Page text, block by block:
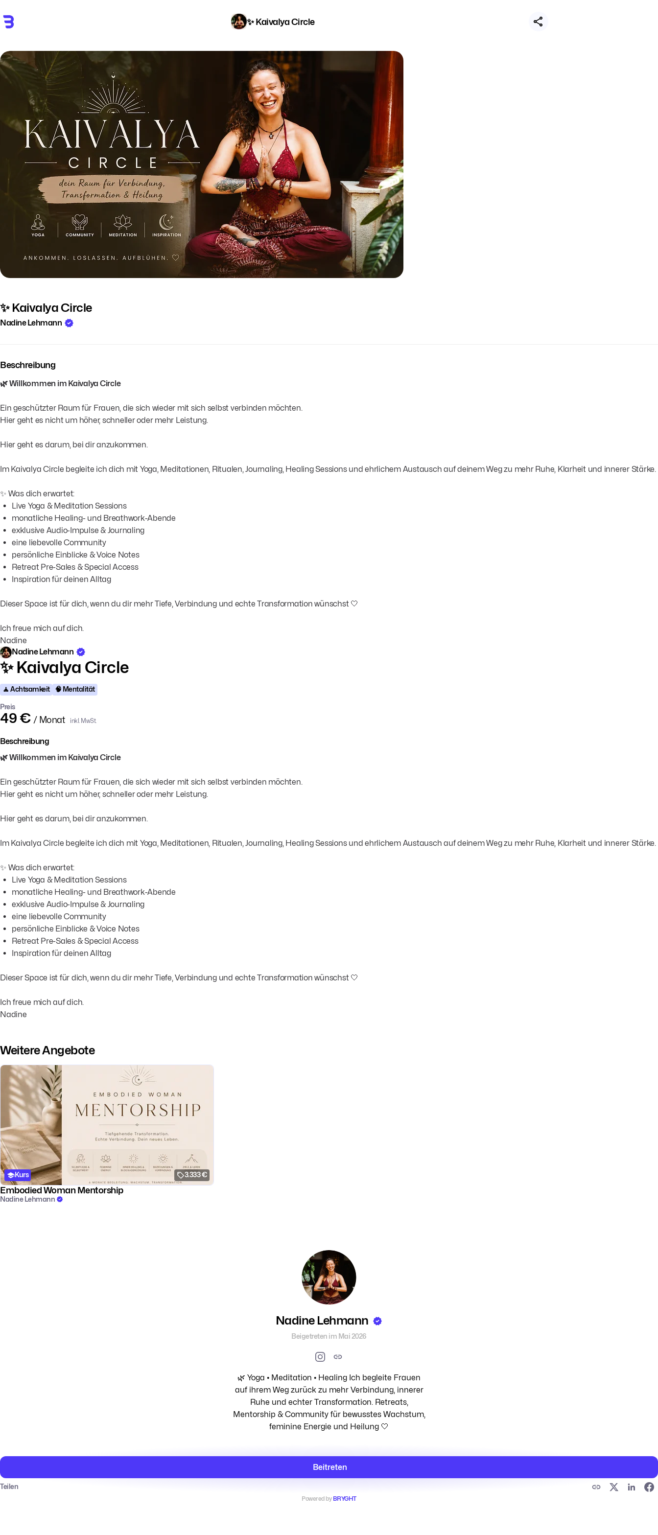
✨ Kaivalya Circle
✨ Kaivalya Circle
Nadine Lehmann
Beschreibung
🌿 Willkommen im Kaivalya Circle
Ein geschützter Raum für Frauen, die sich wieder mit sich selbst verbinden möchten.
Hier geht es nicht um höher, schneller oder mehr Leistung.
Hier geht es darum, bei dir anzukommen.
Im Kaivalya Circle begleite ich dich mit Yoga, Meditationen, Ritualen, Journaling, Healing Sessions und ehrlichem Austausch auf deinem Weg zu mehr Ruhe, Klarheit und innerer Stärke.
✨ Was dich erwartet:
Live Yoga & Meditation Sessions
monatliche Healing- und Breathwork-Abende
exklusive Audio-Impulse & Journaling
eine liebevolle Community
persönliche Einblicke & Voice Notes
Retreat Pre-Sales & Special Access
Inspiration für deinen Alltag
Dieser Space ist für dich, wenn du dir mehr Tiefe, Verbindung und echte Transformation wünschst 🤍
Ich freue mich auf dich.
Nadine
Nadine Lehmann
✨ Kaivalya Circle
🧘 Achtsamkeit 🧠 Mentalität
Preis
49 € / Monat inkl. MwSt.
Beschreibung
🌿 Willkommen im Kaivalya Circle
Ein geschützter Raum für Frauen, die sich wieder mit sich selbst verbinden möchten.
Hier geht es nicht um höher, schneller oder mehr Leistung.
Hier geht es darum, bei dir anzukommen.
Im Kaivalya Circle begleite ich dich mit Yoga, Meditationen, Ritualen, Journaling, Healing Sessions und ehrlichem Austausch auf deinem Weg zu mehr Ruhe, Klarheit und innerer Stärke.
✨ Was dich erwartet:
Live Yoga & Meditation Sessions
monatliche Healing- und Breathwork-Abende
exklusive Audio-Impulse & Journaling
eine liebevolle Community
persönliche Einblicke & Voice Notes
Retreat Pre-Sales & Special Access
Inspiration für deinen Alltag
Dieser Space ist für dich, wenn du dir mehr Tiefe, Verbindung und echte Transformation wünschst 🤍
Ich freue mich auf dich.
Nadine
Weitere Angebote
Kurs 3.333 €
Embodied Woman Mentorship
Nadine Lehmann
Nadine Lehmann
Beigetreten im Mai 2026
🌿 Yoga • Meditation • Healing Ich begleite Frauen
auf ihrem Weg zurück zu mehr Verbindung, innerer
Ruhe und echter Transformation. Retreats,
Mentorship & Community für bewusstes Wachstum,
feminine Energie und Heilung 🤍
Beitreten
Teilen
Powered by BRYGHT